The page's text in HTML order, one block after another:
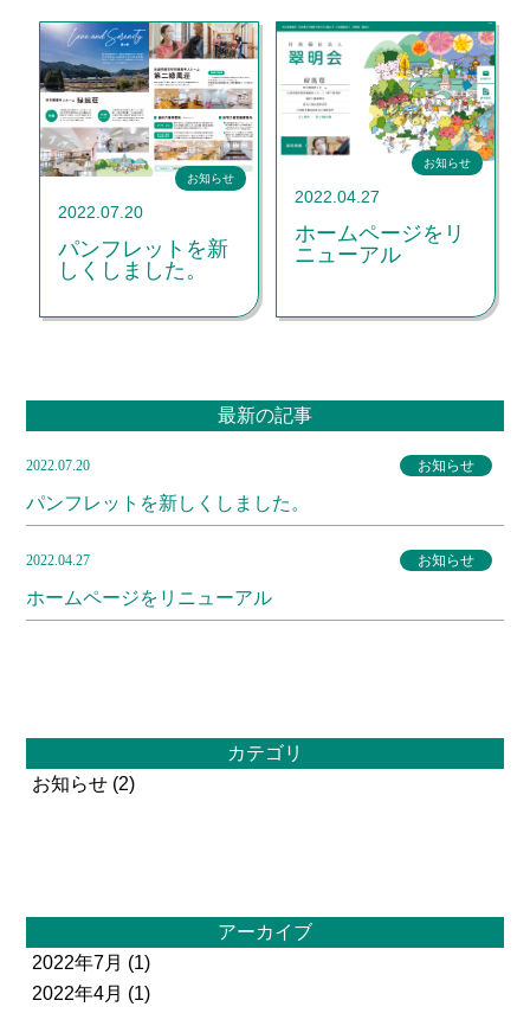
お知らせ
2022.07.20
パンフレットを新
しくしました。
お知らせ
2022.04.27
ホームページをリ
ニューアル
最新の記事
2022.07.20 お知らせ
パンフレットを新しくしました。
2022.04.27 お知らせ
ホームページをリニューアル
カテゴリ
お知らせ (2)
アーカイブ
2022年7月 (1)
2022年4月 (1)